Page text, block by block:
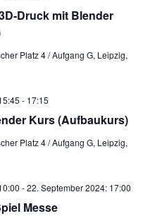
Druck mit Blender
Platz 4 / Aufgang G, Leipzig,
Kurs (Aufbaukurs)
- 17:15
Platz 4 / Aufgang G, Leipzig,
Messe
-22. September 2024: 17:00